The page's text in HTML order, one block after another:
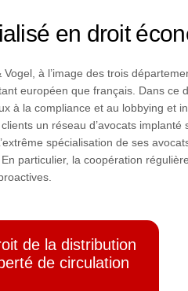
en droit
Vogel, à l’image des trois
européen que français. Dans ce
à la compliance et au lobbying et
un réseau d’avocats
spécialisation de ses
particulier, la coopération
de la distribution
de circulation